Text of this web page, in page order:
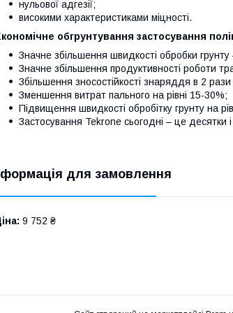
нульової адгезії;
високими характеристиками міцності.
обгрунтування застосування
Значне збільшення швидкості обробки
Значне збільшення продуктивності роботи
Збільшення зносостійкості знаряддя в 2 рази
Зменшення витрат пального на рівні 15-30%;
Підвищення швидкості обробітку грунту на
Застосування Tekrone сьогодні – це десятки
для замовлення
9 752 ₴